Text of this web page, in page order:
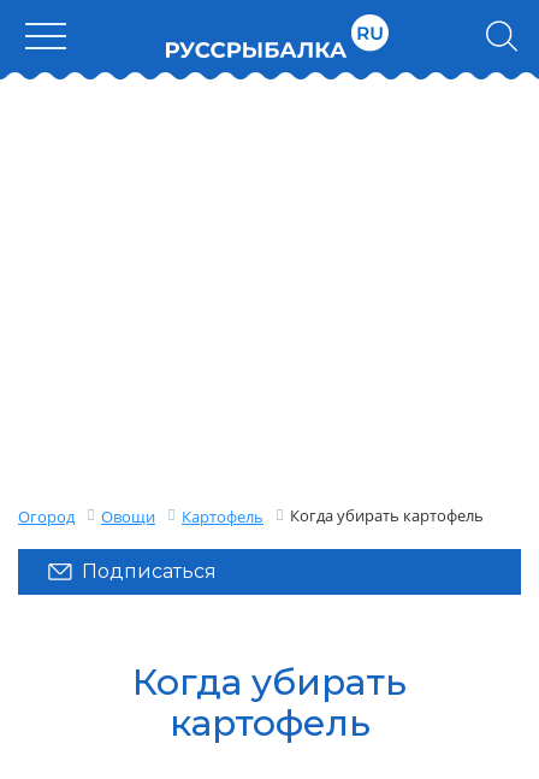
Огород Овощи Картофель Когда убирать картофель
Подписаться
Когда убирать
картофель